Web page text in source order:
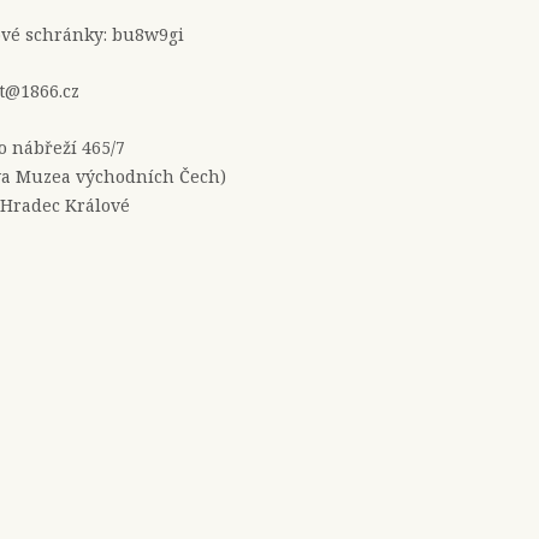
schránky: bu8w9gi
nábřeží 465/7
Muzea východních Čech)
Králové